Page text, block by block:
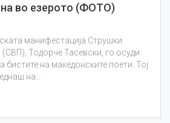
во езерото (ФОТО)
манифестација Струшки
(СВП), Тодорче Тасевски, го осуди
на македонските поети. Тој
на…